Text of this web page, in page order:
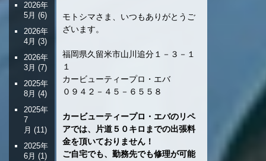
モトシマさま、いつもありがとうご
ざいます。
福岡県久留米市山川追分１－３－１
１
カービューティープロ・エバ
０９４２－４５－６５５８
カービューティープロ・エバのリペ
アでは、片道５０キロまでの出張料
金を頂いておりません！
ご自宅でも、勤務先でも修理が可能
2026年
5月 (6)
2026年
4月 (3)
2026年
3月 (7)
2025年
8月 (4)
2025年
7
月 (11)
2025年
6月 (1)